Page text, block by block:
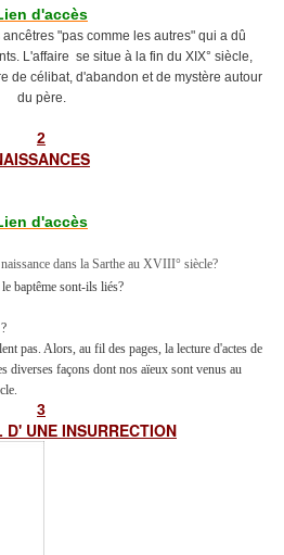
d'accès
"pas comme les autres" qui a dû
L'affaire se situe à la fin du XIX° siècle,
de célibat, d'abandon et de mystère autour
du père.
2
d'accès
dans la Sarthe au XVIII° siècle?
baptême sont-ils liés?
pas. Alors, au fil des pages, la lecture d'actes de
diverses façons dont nos aïeux sont venus au
3
UNE INSURRECTION